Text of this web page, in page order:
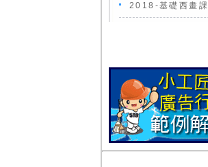
2018-基礎西畫課